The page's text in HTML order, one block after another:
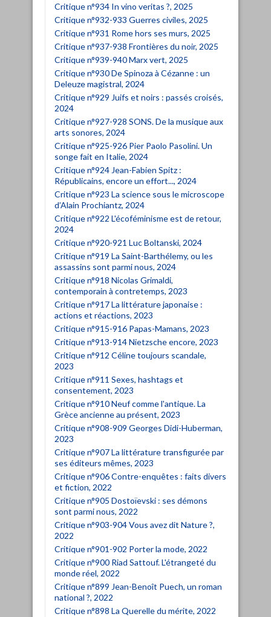
Critique n°934 In vino veritas ?, 2025
Critique n°932-933 Guerres civiles, 2025
Critique n°931 Rome hors ses murs, 2025
Critique n°937-938 Frontières du noir, 2025
Critique n°939-940 Marx vert, 2025
Critique n°930 De Spinoza à Cézanne : un
Deleuze magistral, 2024
Critique n°929 Juifs et noirs : passés croisés,
2024
Critique n°927-928 SONS. De la musique aux
arts sonores, 2024
Critique n°925-926 Pier Paolo Pasolini. Un
songe fait en Italie, 2024
Critique n°924 Jean-Fabien Spitz :
Républicains, encore un effort..., 2024
Critique n°923 La science sous le microscope
d’Alain Prochiantz, 2024
Critique n°922 L'écoféminisme est de retour,
2024
Critique n°920-921 Luc Boltanski, 2024
Critique n°919 La Saint-Barthélemy, ou les
assassins sont parmi nous, 2024
Critique n°918 Nicolas Grimaldi,
contemporain à contretemps, 2023
Critique n°917 La littérature japonaise :
actions et réactions, 2023
Critique n°915-916 Papas-Mamans, 2023
Critique n°913-914 Nietzsche encore, 2023
Critique n°912 Céline toujours scandale,
2023
Critique n°911 Sexes, hashtags et
consentement, 2023
Critique n°910 Neuf comme l'antique. La
Grèce ancienne au présent, 2023
Critique n°908-909 Georges Didi-Huberman,
2023
Critique n°907 La littérature transfigurée par
ses éditeurs mêmes, 2023
Critique n°906 Contre-enquêtes : faits divers
et fiction, 2022
Critique n°905 Dostoïevski : ses démons
sont parmi nous, 2022
Critique n°903-904 Vous avez dit Nature ?,
2022
Critique n°901-902 Porter la mode, 2022
Critique n°900 Riad Sattouf. L'étrangeté du
monde réel, 2022
Critique n°899 Jean-Benoît Puech, un roman
national ?, 2022
Critique n°898 La Querelle du mérite, 2022